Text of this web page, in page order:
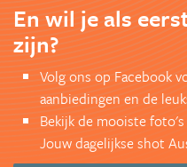
En wil je als
zijn?
Volg ons op Facebook
aanbiedingen en de
Bekijk de mooiste
Jouw dagelijkse shot